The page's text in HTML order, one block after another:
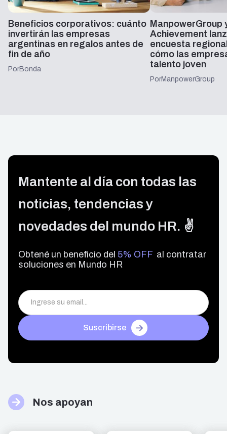
Beneficios corporativos: cuánto
invertirán las empresas
argentinas en regalos antes de
fin de año
PorBonda
ManpowerGroup
Achievement
encuesta
cómo las
talento joven
PorManpowerGroup
Mantente al día con todas las
noticias, tendencias y
novedades del mundo HR. ✌️
Obtené un beneficio del 5% OFF al contratar
soluciones en Mundo HR
Suscribirse
Nos apoyan